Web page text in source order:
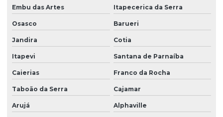
Embu das Artes Itapecerica da Serra
Osasco Barueri
Jandira Cotia
Itapevi Santana de Parnaíba
Caierias Franco da Rocha
Taboão da Serra Cajamar
Arujá Alphaville